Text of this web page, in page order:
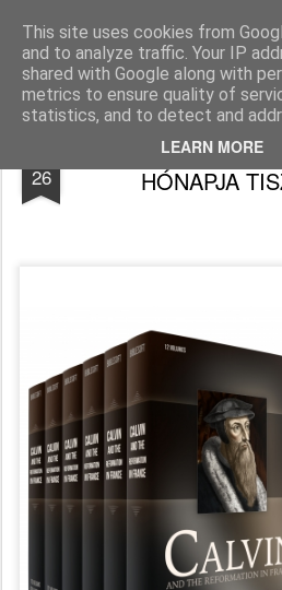
This site uses cookies from
and to analyze traffic. Your IP
shared with Google along with
metrics to ensure quality of
statistics, and to detect and
LEARN MORE
Békefy Lajos
Pages
26
KÁLVIN PÁRIZSA -
HÓNAPJA